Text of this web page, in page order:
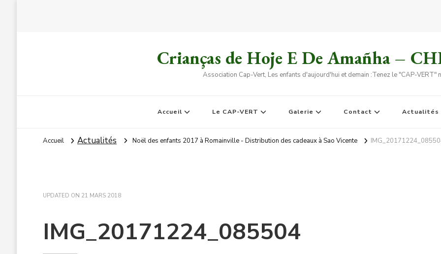
Crianças de Hoje E De Amañha –
Association Cap-Vert, Les enfants d'aujourd'hui et demain :Tenez le "CAP-VERT"
Accueil Le CAP-VERT Galerie Contact Actualités
Accueil Actualités Noël des enfants 2017 à Romainville - Distribution des cadeaux à Sao Vicente
UPDATED ON 21 MARS 2018
IMG_20171224_085504